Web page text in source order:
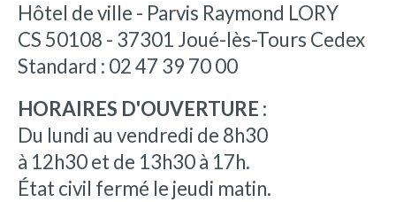
Hôtel de ville - Parvis Raymond LORY
CS 50108 - 37301 Joué-lès-Tours Cedex
Standard : 02 47 39 70 00
HORAIRES D'OUVERTURE :
Du lundi au vendredi de 8h30
à 12h30 et de 13h30 à 17h.
État civil fermé le jeudi matin.